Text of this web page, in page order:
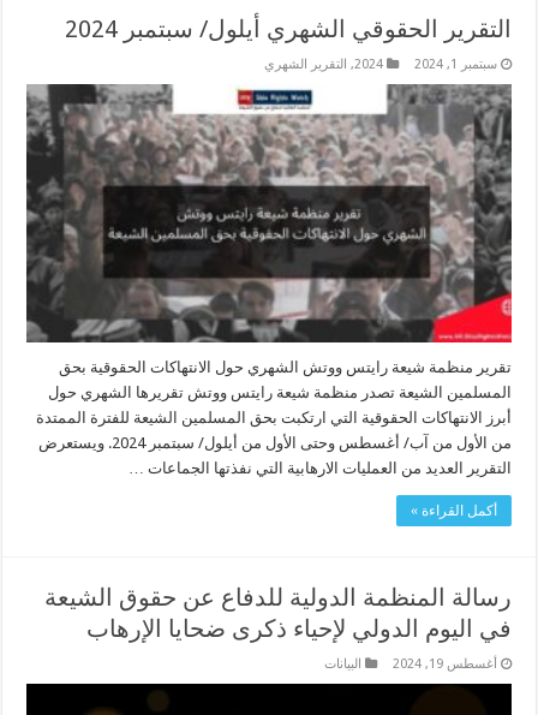
التقرير الحقوقي الشهري أيلول/ سبتمبر 2024
سبتمبر 1, 2024 2024
, التقرير الشهري
تقرير منظمة شيعة رايتس ووتش الشهري حول الانتهاكات الحقوقية بحق
المسلمين الشيعة تصدر منظمة شيعة رايتس ووتش تقريرها الشهري حول
أبرز الانتهاكات الحقوقية التي ارتكبت بحق المسلمين الشيعة للفترة الممتدة
من الأول من آب/ أغسطس وحتى الأول من أيلول/ سبتمبر 2024. ويستعرض
التقرير العديد من العمليات الارهابية التي نفذتها الجماعات …
أكمل القراءة »
رسالة المنظمة الدولية للدفاع عن حقوق الشيعة
في اليوم الدولي لإحياء ذكرى ضحايا الإرهاب
أغسطس 19, 2024 البیانات